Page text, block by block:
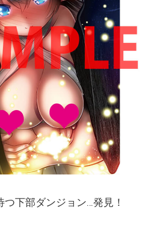
つ下部ダンジョン…発見！